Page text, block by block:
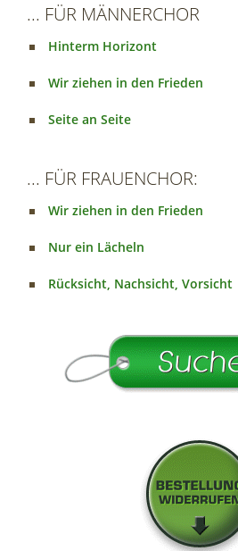
... FÜR MÄNNERCHOR
Hinterm Horizont
Wir ziehen in den Frieden
Seite an Seite
... FÜR FRAUENCHOR:
Wir ziehen in den Frieden
Nur ein Lächeln
Rücksicht, Nachsicht, Vorsicht